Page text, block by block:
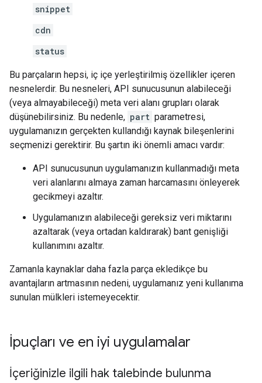
snippet
cdn
status
Bu parçaların hepsi, iç içe yerleştirilmiş özellikler içeren
nesnelerdir. Bu nesneleri, API sunucusunun alabileceği
(veya almayabileceği) meta veri alanı grupları olarak
düşünebilirsiniz. Bu nedenle, part parametresi,
uygulamanızın gerçekten kullandığı kaynak bileşenlerini
seçmenizi gerektirir. Bu şartın iki önemli amacı vardır:
API sunucusunun uygulamanızın kullanmadığı meta
veri alanlarını almaya zaman harcamasını önleyerek
gecikmeyi azaltır.
Uygulamanızın alabileceği gereksiz veri miktarını
azaltarak (veya ortadan kaldırarak) bant genişliği
kullanımını azaltır.
Zamanla kaynaklar daha fazla parça ekledikçe bu
avantajların artmasının nedeni, uygulamanız yeni kullanıma
sunulan mülkleri istemeyecektir.
İpuçları ve en iyi uygulamalar
İçeriğinizle ilgili hak talebinde bulunma